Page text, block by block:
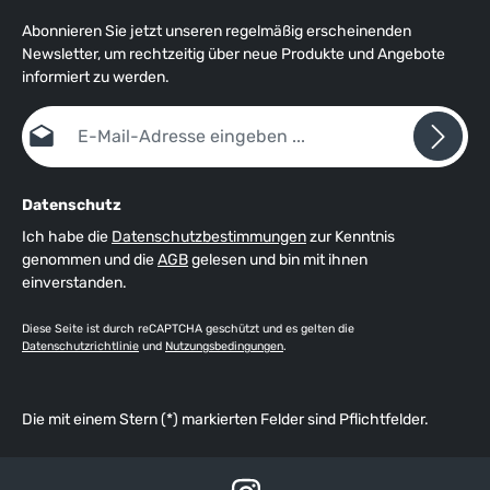
Abonnieren Sie jetzt unseren regelmäßig erscheinenden
Newsletter, um rechtzeitig über neue Produkte und Angebote
informiert zu werden.
E-Mail-Adresse*
Datenschutz
Ich habe die Datenschutzbestimmungenzur Kenntnis
genommen und dieAGBgelesen und bin mit ihnen
einverstanden.
Diese Seite ist durch reCAPTCHA geschützt und es gelten die
Datenschutzrichtlinie und Nutzungsbedingungen.
Die mit einem Stern (*) markierten Felder sind Pflichtfelder.